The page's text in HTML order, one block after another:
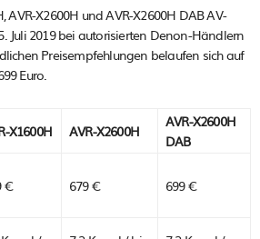
AVR-X2600H und AVR-X2600H DAB AV-
Juli 2019 bei autorisierten Denon-Händlern
Preisempfehlungen belaufen sich auf
Euro.
X1600H AVR-X2600H
AVR-X2600H
DAB
€ 679 € 699 €